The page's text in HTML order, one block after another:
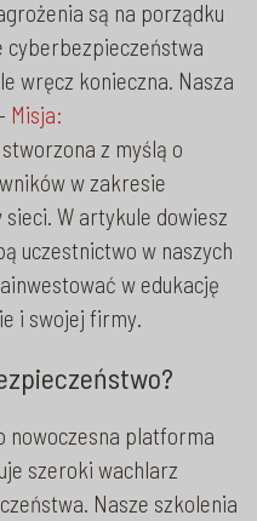
są na porządku
cyberbezpieczeństwa
wręcz konieczna. Nasza
Misja:
z myślą o
w zakresie
W artykule dowiesz
uczestnictwo w naszych
w edukację
i swojej firmy.
nowoczesna platforma
szeroki wachlarz
Nasze szkolenia